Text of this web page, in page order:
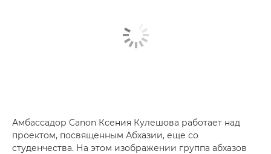
Амбассадор Canon Ксения Кулешова работает над
проектом, посвященным Абхазии, еще со
студенчества. На этом изображении группа абхазов